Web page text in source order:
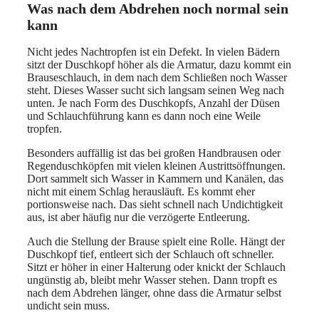
Was nach dem Abdrehen noch normal sein
kann
Nicht jedes Nachtropfen ist ein Defekt. In vielen Bädern
sitzt der Duschkopf höher als die Armatur, dazu kommt ein
Brauseschlauch, in dem nach dem Schließen noch Wasser
steht. Dieses Wasser sucht sich langsam seinen Weg nach
unten. Je nach Form des Duschkopfs, Anzahl der Düsen
und Schlauchführung kann es dann noch eine Weile
tropfen.
Besonders auffällig ist das bei großen Handbrausen oder
Regenduschköpfen mit vielen kleinen Austrittsöffnungen.
Dort sammelt sich Wasser in Kammern und Kanälen, das
nicht mit einem Schlag herausläuft. Es kommt eher
portionsweise nach. Das sieht schnell nach Undichtigkeit
aus, ist aber häufig nur die verzögerte Entleerung.
Auch die Stellung der Brause spielt eine Rolle. Hängt der
Duschkopf tief, entleert sich der Schlauch oft schneller.
Sitzt er höher in einer Halterung oder knickt der Schlauch
ungünstig ab, bleibt mehr Wasser stehen. Dann tropft es
nach dem Abdrehen länger, ohne dass die Armatur selbst
undicht sein muss.